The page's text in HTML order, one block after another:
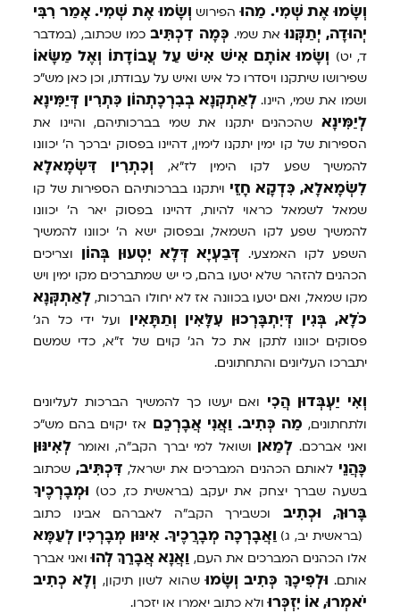
וְשָׂמוּ אֶת שְׁמִי. מַהוּהפירוש וְשָׂמוּ אֶת שְׁמִי. אָמַר רִבִּי
יְהוּדָה, יְתַקְּנוּאת שמי. כְּמָה דִכְתִּיבכמו שכתוב, (במדבר
ד, יט) וְשָׂמוּ אוֹתָם אִישׁ אִישׁ עַל עֲבוֹדָתוֹ וְאֶל מַשָּׂאוֹ
שפירושו שיתקנו ויסדרו כל איש ואיש על עבודתו, וכן כאן מש"כ
ושמו את שמי, היינו.לְאַתְקְנָא בְבִרְכָתְהוֹן כִּתְרִין דְּיַמִּינָא
לְיַמִּינָא שהכהנים יתקנו את שמי בברכותיהם, והיינו את
הספירות של קו ימין יתקנו לימין, דהיינו בפסוק יברכך ה' יכוונו
להמשיך שפע לקו הימין לז"א, וְכִתְרִין
דִּשְׂמָאלָא
לִשְׂמָאלָא, כִּדְקָא חָזֵי ויתקנו בברכותיהם הספירות של קו
שמאל לשמאל כראוי להיות, דהיינו בפסוק יאר ה' יכוונו
להמשיך שפע לקו השמאל, ובפסוק ישא ה' יכוונו להמשיך
השפע לקו האמצעי. דְּבַעְיָא דְּלָא יִטְעוּן בְּהוֹן וצריכים
הכהנים להזהר שלא יטעו בהם, כי יש שמתברכים מקו ימין ויש
מקו שמאל, ואם יטעו בכוונה אז לא יחולו הברכות, לְאַתְקְּנָא
כֹלָא, בְּגִין דְּיִתְבָּרְכוּן עִלָּאִין וְתַתָּאִין ועל ידי כל הג'
פסוקים יכוונו לתקן את כל הג' קוים של ז"א, כדי שמשם
יתברכו העליונים והתחתונים.
וְאִי יַעְבְּדוּן הֲכִי ואם יעשו כך להמשיך הברכות לעליונים
ולתחתונים, מַה כְּתִיב. וַאֲנִי אֲבָרְכֵם אז יקוים בהם מש"כ
ואני אברכם. לְמַאן ושואל למי יברך הקב"ה, ואומר לְאִינּוּן
כָּהֲנֵי לאותם הכהנים המברכים את ישראל, דִּכְתִּיב, שכתוב
בשעה שברך יצחק את יעקב (בראשית כז, כט) וּמְבָרְכֶיךָ
בָּרוּךְ,
וּכְתִיב וכשבירך הקב"ה לאברהם אבינו כתוב
(בראשית יב, ג) וַאֲבָרְכָה מְבָרֲכֶיךָ. אִינּוּן מְבָרְכִין לְעַמָּא
אלו הכהנים המברכים את העם, וַאֲנָא אֲבָרֵךְלְהוּואני אברך
אותם. וּלְפִיכָךְ כְּתִיב וְשָׂמוּשהוא לשון תיקון, וְלָא כְתִיב
יֹאמְרוּ, אוֹ יִזְכְּרוּולא כתוב יאמרו או יזכרו.